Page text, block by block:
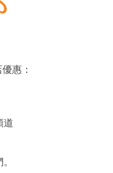
惠：
道